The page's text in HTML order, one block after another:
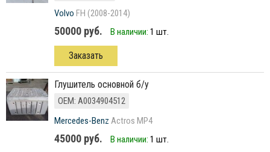
Volvo FH (2008-2014)
50000 руб. В наличии: 1 шт.
Заказать
глушитель основной б/у
ОЕМ: A0034904512
Mercedes-Benz Actros MP4
45000 руб. В наличии: 1 шт.